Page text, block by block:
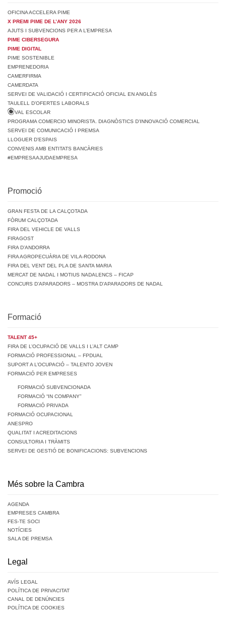
OFICINA ACCELERA PIME
X PREMI PIME DE L’ANY 2026
AJUTS I SUBVENCIONS PER A L’EMPRESA
PIME CIBERSEGURA
PIME DIGITAL
PIME SOSTENIBLE
EMPRENEDORIA
CAMERFIRMA
CAMERDATA
SERVEI DE VALIDACIÓ I CERTIFICACIÓ OFICIAL EN ANGLÈS
TAULELL D’OFERTES LABORALS
VAL ESCOLAR
PROGRAMA COMERCIO MINORISTA. DIAGNÒSTICS D’INNOVACIÓ COMERCIAL
SERVEI DE COMUNICACIÓ I PREMSA
LLOGUER D’ESPAIS
CONVENIS AMB ENTITATS BANCÀRIES
#EMPRESAAJUDAEMPRESA
Promoció
GRAN FESTA DE LA CALÇOTADA
FÒRUM CALÇOTADA
FIRA DEL VEHICLE DE VALLS
FIRAGOST
FIRA D’ANDORRA
FIRA AGROPECUÀRIA DE VILA-RODONA
FIRA DEL VENT DEL PLA DE SANTA MARIA
MERCAT DE NADAL I MOTIUS NADALENCS – FICAP
CONCURS D’APARADORS – MOSTRA D’APARADORS DE NADAL
Formació
TALENT 45+
FIRA DE L’OCUPACIÓ DE VALLS I L’ALT CAMP
FORMACIÓ PROFESSIONAL – FPDUAL
SUPORT A L’OCUPACIÓ – TALENTO JOVEN
FORMACIÓ PER EMPRESES
FORMACIÓ SUBVENCIONADA
FORMACIÓ “IN COMPANY”
FORMACIÓ PRIVADA
FORMACIÓ OCUPACIONAL
ANESPRO
QUALITAT I ACREDITACIONS
CONSULTORIA I TRÀMITS
SERVEI DE GESTIÓ DE BONIFICACIONS: SUBVENCIONS
Més sobre la Cambra
AGENDA
EMPRESES CAMBRA
FES-TE SOCI
NOTÍCIES
SALA DE PREMSA
Legal
AVÍS LEGAL
POLÍTICA DE PRIVACITAT
CANAL DE DENÚNCIES
POLÍTICA DE COOKIES